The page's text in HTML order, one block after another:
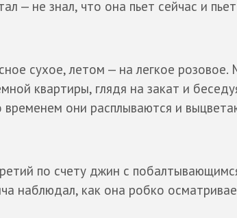
— не знал, что она пьет сейчас и
сухое, летом — на легкое розовое.
квартиры, глядя на закат и
они расплываются и
по счету джин с
наблюдал, как она робко